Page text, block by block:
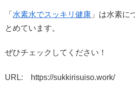
「 水素水でスッキリ健康 」は水素に
とめています。
ぜひチェックしてください！
URL: https://sukkirisuiso.work/